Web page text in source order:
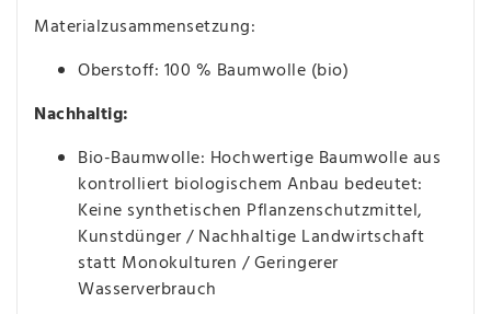
Materialzusammensetzung:
Oberstoff: 100 % Baumwolle (bio)
Nachhaltig:
Bio-Baumwolle: Hochwertige Baumwolle aus
kontrolliert biologischem Anbau bedeutet:
Keine synthetischen Pflanzenschutzmittel,
Kunstdünger / Nachhaltige Landwirtschaft
statt Monokulturen / Geringerer
Wasserverbrauch